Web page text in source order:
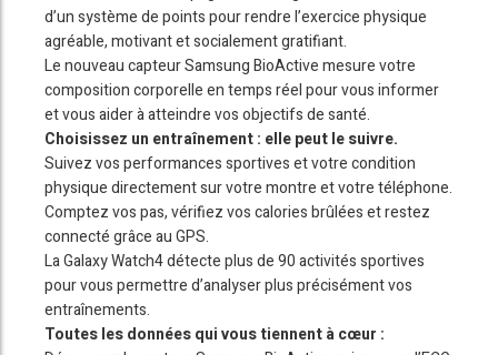
d’un système de points pour rendre l’exercice physique
agréable, motivant et socialement gratifiant.
Le nouveau capteur Samsung BioActive mesure votre
composition corporelle en temps réel pour vous informer
et vous aider à atteindre vos objectifs de santé.
Choisissez un entraînement : elle peut le suivre.
Suivez vos performances sportives et votre condition
physique directement sur votre montre et votre téléphone.
Comptez vos pas, vérifiez vos calories brûlées et restez
connecté grâce au GPS.
La Galaxy Watch4 détecte plus de 90 activités sportives
pour vous permettre d’analyser plus précisément vos
entraînements.
Toutes les données qui vous tiennent à cœur :